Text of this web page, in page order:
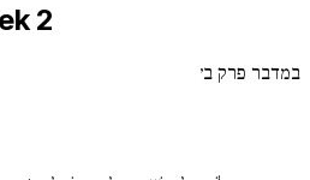
2
במדבר פרק ב׳